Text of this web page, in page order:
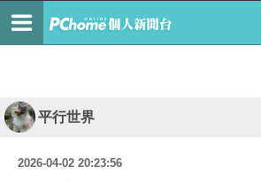
平行世界
2026-04-02 20:23:56